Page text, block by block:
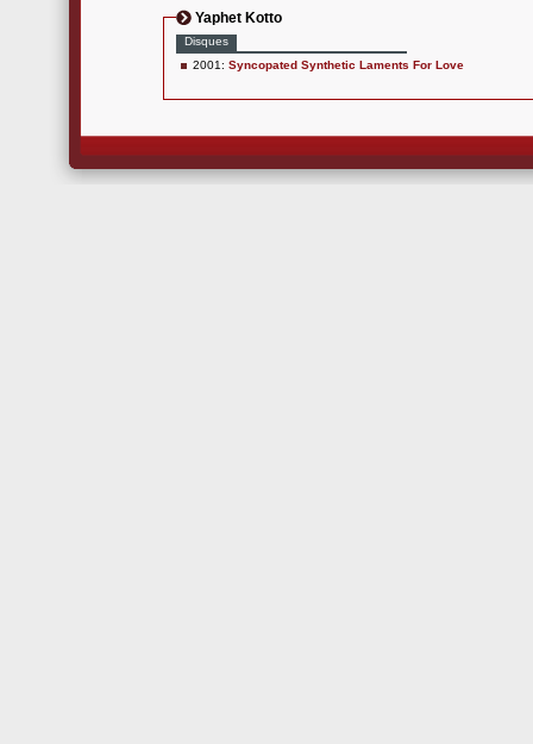
Yaphet Kotto
Disques
2001: Syncopated Synthetic Laments For Love